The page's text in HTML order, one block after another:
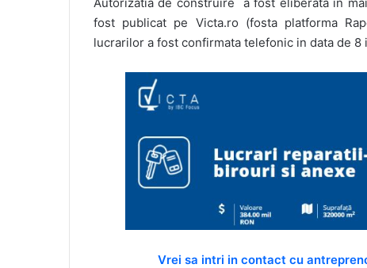
fost publicat pe Victa.ro (fosta platforma
lucrarilor a fost confirmata telefonic in data de 8
Vrei sa intri in contact cu